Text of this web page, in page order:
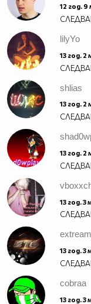
☻/
/▌
/ \ Това е Боб
най-великата група
12 год. 9
lilyYo
13 год. 2
shlias
13 год. 2
13 год. 2
13 год. 3
13 год. 3
cobraa
13 год. 3